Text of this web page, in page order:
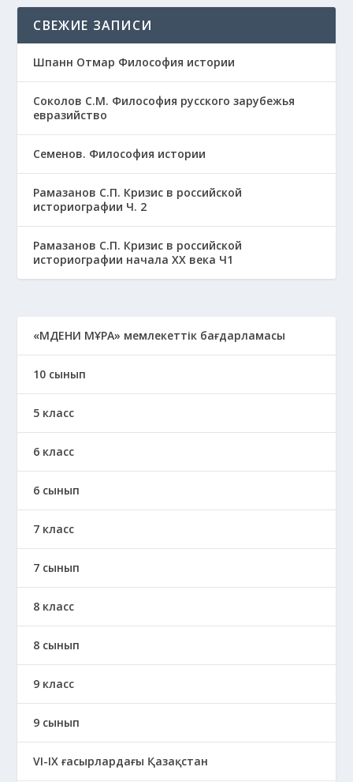
СВЕЖИЕ ЗАПИСИ
Шпанн Отмар Философия истории
Соколов С.М. Философия русского зарубежья
евразийство
Семенов. Философия истории
Рамазанов С.П. Кризис в российской
историографии Ч. 2
Рамазанов С.П. Кризис в российской
историографии начала ХХ века Ч1
«МӘДЕНИ МҰРА» мемлекеттік бағдарламасы
10 сынып
5 класс
6 класс
6 сынып
7 класс
7 сынып
8 класс
8 сынып
9 класс
9 сынып
VI-IX ғасырлардағы Қазақстан